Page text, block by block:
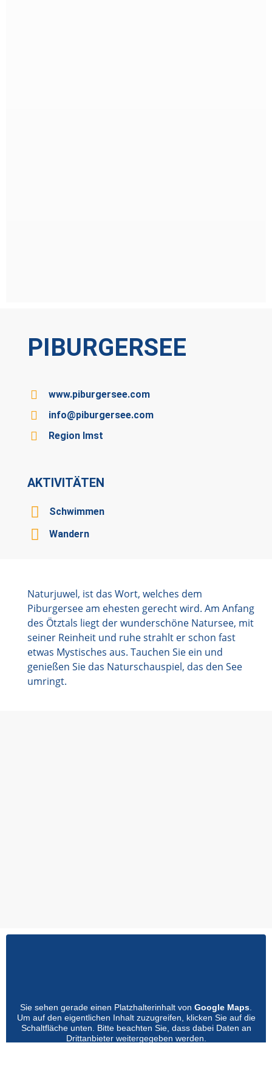
PIBURGERSEE
www.piburgersee.com
info@piburgersee.com
Region Imst
AKTIVITÄTEN
Schwimmen
Wandern
Naturjuwel, ist das Wort, welches dem
Piburgersee am ehesten gerecht wird. Am Anfang
des Ötztals liegt der wunderschöne Natursee, mit
seiner Reinheit und ruhe strahlt er schon fast
etwas Mystisches aus. Tauchen Sie ein und
genießen Sie das Naturschauspiel, das den See
umringt.
Sie sehen gerade einen Platzhalterinhalt von Google Maps
Um auf den eigentlichen Inhalt zuzugreifen, klicken Sie auf die
Schaltfläche unten. Bitte beachten Sie, dass dabei Daten an
Drittanbieter weitergegeben werden.